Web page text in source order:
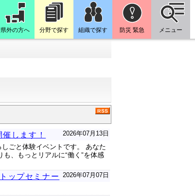
県外の方へ 分野で探す 組織で探す 防災 緊急 メニュー
2026年07月13日
します！
ごと体験イベントです。 あなた
、もっとリアルに“働く”を体感
2026年07月07日
ップセミナー